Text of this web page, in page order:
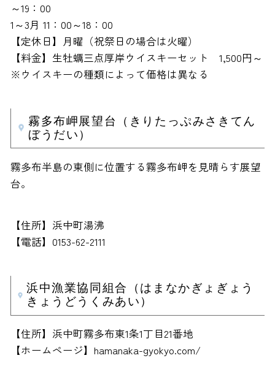
～19：00
1～3月 11：00～18：00
【定休日】月曜（祝祭日の場合は火曜）
【料金】生牡蠣三点厚岸ウイスキーセット 1,500円～
※ウイスキーの種類によって価格は異なる
霧多布岬展望台（きりたっぷみさきてん
ぼうだい）
霧多布半島の東側に位置する霧多布岬を見晴らす展望
台。
【住所】浜中町湯沸
【電話】0153-62-2111
浜中漁業協同組合（はまなかぎょぎょう
きょうどうくみあい）
【住所】浜中町霧多布東1条1丁目21番地
【ホームページ】hamanaka-gyokyo.com/